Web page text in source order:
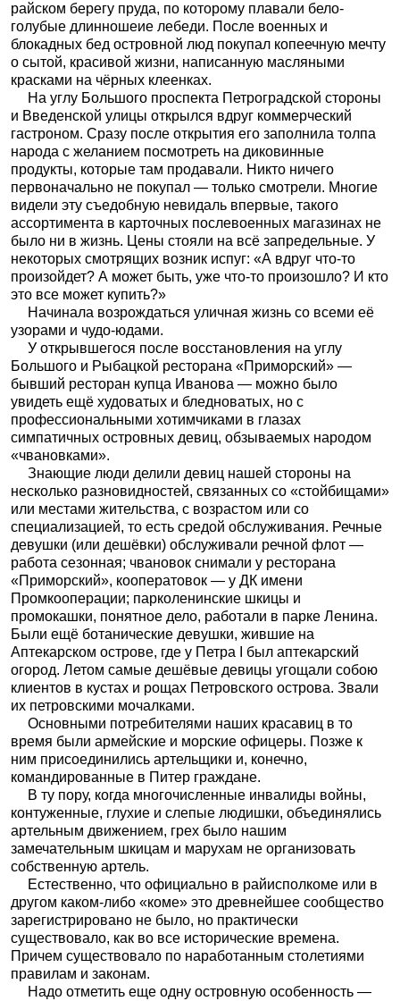
райском берегу пруда, по которому плавали бело-
голубые длинношеие лебеди. После военных и
блокадных бед островной люд покупал копеечную мечту
о сытой, красивой жизни, написанную масляными
красками на чёрных клеенках.
На углу Большого проспекта Петроградской стороны
и Введенской улицы открылся вдруг коммерческий
гастроном. Сразу после открытия его заполнила толпа
народа с желанием посмотреть на диковинные
продукты, которые там продавали. Никто ничего
первоначально не покупал — только смотрели. Многие
видели эту съедобную невидаль впервые, такого
ассортимента в карточных послевоенных магазинах не
было ни в жизнь. Цены стояли на всё запредельные. У
некоторых смотрящих возник испуг: «А вдруг что-то
произойдет? А может быть, уже что-то произошло? И кто
это все может купить?»
Начинала возрождаться уличная жизнь со всеми её
узорами и чудо-юдами.
У открывшегося после восстановления на углу
Большого и Рыбацкой ресторана «Приморский» —
бывший ресторан купца Иванова — можно было
увидеть ещё худоватых и бледноватых, но с
профессиональными хотимчиками в глазах
симпатичных островных девиц, обзываемых народом
«чвановками».
Знающие люди делили девиц нашей стороны на
несколько разновидностей, связанных со «стойбищами»
или местами жительства, с возрастом или со
специализацией, то есть средой обслуживания. Речные
девушки (или дешёвки) обслуживали речной флот —
работа сезонная; чвановок снимали у ресторана
«Приморский», кооператовок — у ДК имени
Промкооперации; парколенинские шкицы и
промокашки, понятное дело, работали в парке Ленина.
Были ещё ботанические девушки, жившие на
Аптекарском острове, где у Петра I был аптекарский
огород. Летом самые дешёвые девицы угощали собою
клиентов в кустах и рощах Петровского острова. Звали
их петровскими мочалками.
Основными потребителями наших красавиц в то
время были армейские и морские офицеры. Позже к
ним присоединились артельщики и, конечно,
командированные в Питер граждане.
В ту пору, когда многочисленные инвалиды войны,
контуженные, глухие и слепые людишки, объединялись
артельным движением, грех было нашим
замечательным шкицам и марухам не организовать
собственную артель.
Естественно, что официально в райисполкоме или в
другом каком-либо «коме» это древнейшее сообщество
зарегистрировано не было, но практически
существовало, как во все исторические времена.
Причем существовало по наработанным столетиями
правилам и законам.
Надо отметить еще одну островную особенность —